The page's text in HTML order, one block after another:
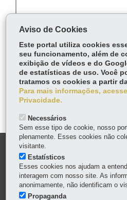
Fa
ce
bo
itt
Voltar Início
MAPA DO SITE
DENUNCIE CORRUPÇÃO
Aviso de Cookies
Este portal utiliza cookies
seu funcionamento, além de
exibição de vídeos e do
de estatísticas de uso. Você
tratamos os cookies a partir
Para mais informações,
Privacidade.
Necessários
Sem esse tipo de cookie, nosso
plenamente. Esses cookies não
visitante.
Estatísticos
Esses cookies nos ajudam a
interagem com nosso site. As
anonimamente, não identificam o
Propaganda